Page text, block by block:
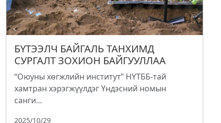
БҮТЭЭЛЧ БАЙГАЛЬ ТАНХИМД
СУРГАЛТ ЗОХИОН БАЙГУУЛЛАА
“Оюуны хөгжлийн институт” НҮТББ-тай
хамтран хэрэгжүүлдэг Үндэсний номын
санги...
2025/10/29